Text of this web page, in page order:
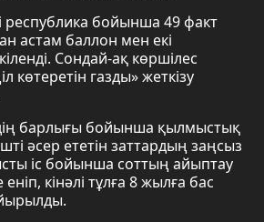
бойынша 49 факт
астам баллон мен екі
Сондай-ақ көршілес
көтеретін газды» жеткізу
барлығы бойынша қылмыстық
әсер ететін заттардың заңсыз
іс бойынша соттың айыптау
кінәлі тұлға 8 жылға бас